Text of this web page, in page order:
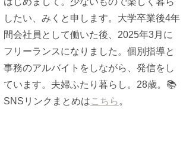
したい、みくと申します。大学卒業後4年
間会社員として働いた後、2025年3月に
フリーランスになりました。個別指導と
事務のアルバイトをしながら、発信をし
ています。夫婦ふたり暮らし。28歳。📚
SNSリンクまとめはこちら 。